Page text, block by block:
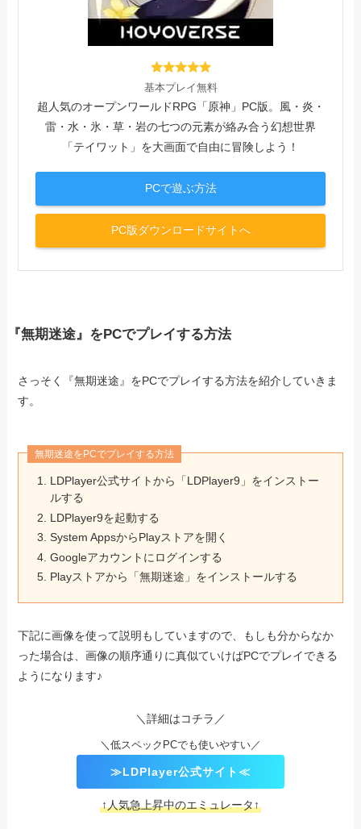
基本プレイ無料
超人気のオープンワールドRPG「原神」PC版。風・炎・
雷・水・氷・草・岩の七つの元素が絡み合う幻想世界
「テイワット」を大画面で自由に冒険しよう！
PCで遊ぶ方法
PC版ダウンロードサイトへ
『無期迷途』をPCでプレイする方法
さっそく『無期迷途』をPCでプレイする方法を紹介していきま
す。
無期迷途をPCでプレイする方法
LDPlayer公式サイトから「LDPlayer9」をインストー
ルする
LDPlayer9を起動する
System AppsからPlayストアを開く
Googleアカウントにログインする
Playストアから「無期迷途」をインストールする
下記に画像を使って説明もしていますので、もしも分からなか
った場合は、画像の順序通りに真似ていけばPCでプレイできる
ようになります♪
＼詳細はコチラ／
＼低スペックPCでも使いやすい／
≫LDPlayer公式サイト≪
↑人気急上昇中のエミュレータ↑